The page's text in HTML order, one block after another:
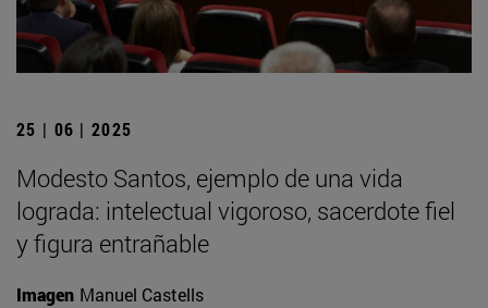
25 | 06 | 2025
Modesto Santos, ejemplo de una vida
lograda: intelectual vigoroso, sacerdote fiel
y figura entrañable
Imagen Manuel Castells